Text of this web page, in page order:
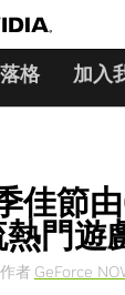
格 加入
佳節
門遊
作者 GeForce